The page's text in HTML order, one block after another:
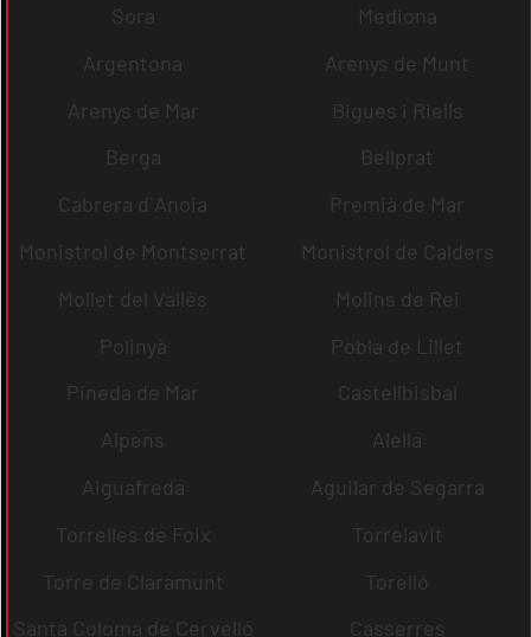
Sora
Mediona
Argentona
Arenys de Munt
Arenys de Mar
Bigues i Riells
Berga
Bellprat
Cabrera d´Anoia
Premià de Mar
Monistrol de Montserrat
Monistrol de Calders
Mollet del Vallès
Molins de Rei
Polinyà
Pobla de Lillet
Pineda de Mar
Castellbisbal
Alpens
Alella
Aiguafreda
Aguilar de Segarra
Torrelles de Foix
Torrelavit
Torre de Claramunt
Torelló
Santa Coloma de Cervelló
Casserres